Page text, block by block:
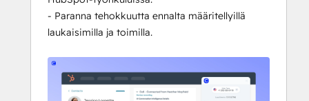
nauhoita puheluita, vaan kaappaa
tunteita, aiheita ja yhteenvetotietoja
palveluun, jotta voit luoda
älykkäämpiä luetteloita ja raportteja.
Kuinka RateMyAgent-tiimi
- Paranna tehokkuutta ennalta määritellyillä
laukaisimilla ja toimilla.